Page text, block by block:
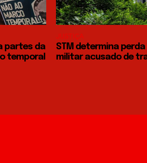
partes da
temporal
JUSTIÇA
STM determina
militar acusado de